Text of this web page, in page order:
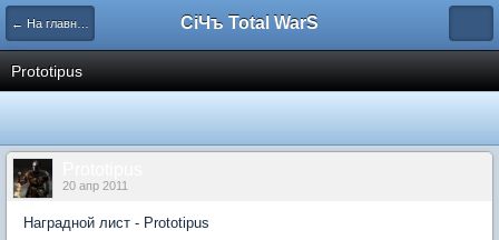
← На главную СiЧъ Total WarS
Prototipus
20 апр 2011
Наградной лист - Prototipus